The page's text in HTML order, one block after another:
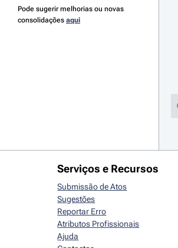
Pode sugerir melhorias ou novas
consolidações aqui
Serviços e Recursos
Submissão de Atos
Sugestões
Reportar Erro
Atributos Profissionais
Ajuda